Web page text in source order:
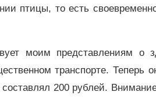
птицы, то есть
моим представлениям о
транспорте. Теперь
200 рублей.